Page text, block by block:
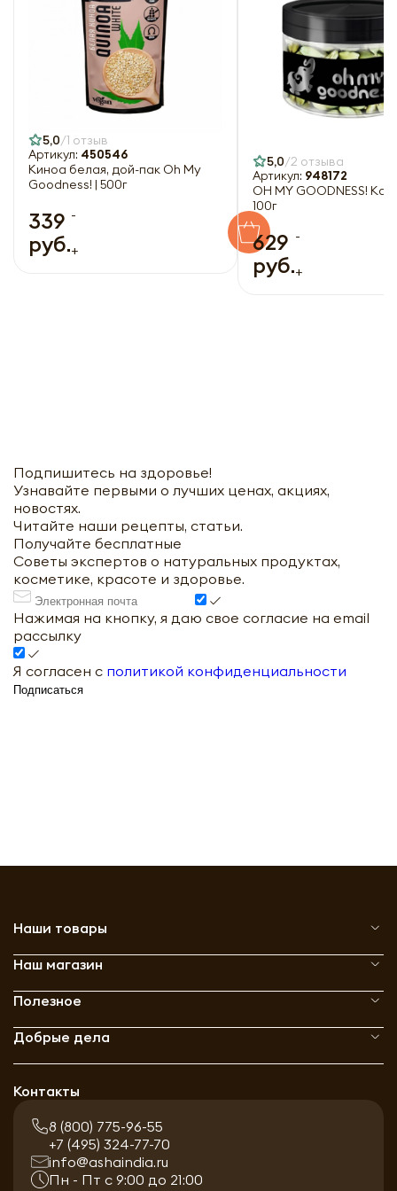
5,0 1 отзыв
Артикул: 450546
Киноа белая, дой-пак Oh My
Goodness! | 500г
339
руб.
-
+
5,0 2 отзыва
Артикул: 948172
OH MY GOODNESS!
100г
629
руб.
-
+
Подпишитесь на здоровье!
Узнавайте первыми о лучших ценах, акциях,
новостях.
Читайте наши рецепты, статьи.
Получайте бесплатные
Советы экспертов о натуральных продуктах,
косметике, красоте и здоровье.
Нажимая на кнопку, я даю свое согласие на email
рассылку
Я согласен с политикой конфиденциальности
Подписаться
Наши товары
Наш магазин
Полезное
Добрые дела
Контакты
8 (800) 775-96-55
+7 (495) 324-77-70
info@ashaindia.ru
Пн - Пт с 9:00 до 21:00